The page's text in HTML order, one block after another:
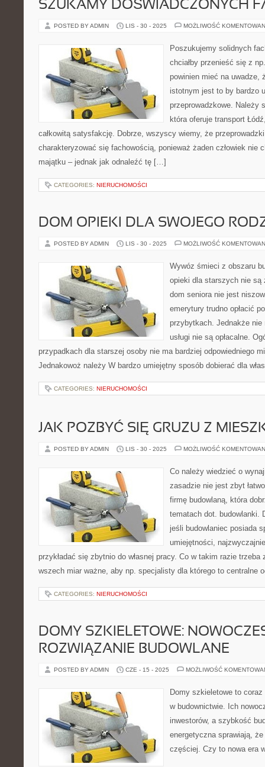
SZUKAMY DOŚWIADCZONYCH
POSTED BY ADMIN LIS - 30 - 2025 MOŻLIWOŚĆ
Poszukujemy solidnych
chciałby przenieść się z
powinien mieć na uwadze,
istotnym jest to by bardzo
przeprowadzkowe. Należy
która oferuje transport
całkowitą satysfakcję. Dobrze, wszyscy wiemy, że
charakteryzować się fachowością, ponieważ żaden człowiek nie
majątku – jednak jak odnaleźć tę […]
CATEGORIES: NIERUCHOMOŚCI
DOM OPIEKI DLA SWOJEGO
POSTED BY ADMIN LIS - 30 - 2025 MOŻLIWOŚĆ
Wywóz śmieci z obszaru
opieki dla starszych nie są
dom seniora nie jest
emerytury trudno opłacić
przybytkach. Jednakże
usługi nie są opłacalne.
przypadkach dla starszej osoby nie ma bardziej odpowiedniego
Jednakowoż należy W bardzo umiejętny sposób dobierać dla
CATEGORIES: NIERUCHOMOŚCI
JAK POZBYĆ SIĘ GRUZU Z
POSTED BY ADMIN LIS - 30 - 2025 MOŻLIWOŚĆ
Co należy wiedzieć o
zasadzie nie jest zbyt
firmę budowlaną, która
tematach dot. budowlanki.
jeśli budowlaniec posiada
umiejętności,
przykładać się zbytnio do własnej pracy. Co w takim razie trzeba
wszech miar ważne, aby np. specjalisty dla którego to centralne
CATEGORIES: NIERUCHOMOŚCI
DOMY SZKIELETOWE:
ROZWIĄZANIE BUDOWLANE
POSTED BY ADMIN CZE - 15 - 2025 MOŻLIWOŚĆ
Domy szkieletowe to
w budownictwie. Ich
inwestorów, a szybkość
energetyczna sprawiają,
częściej. Czy to nowa era